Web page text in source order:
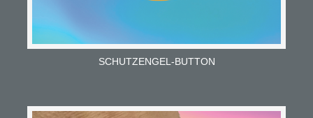
SCHUTZENGEL-BUTTON